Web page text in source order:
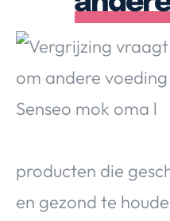
Lifestyle,
Top 5
Over Valerie
producten die
en gezond te